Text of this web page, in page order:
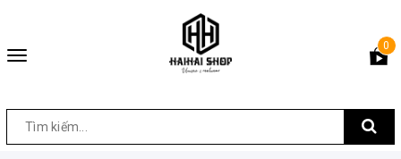
Toggle
0